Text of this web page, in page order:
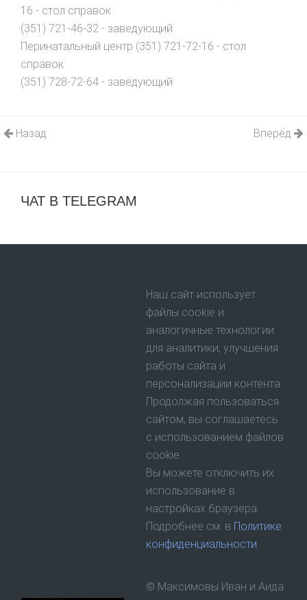
16 - стол справок
(351) 721-46-32 - заведующий
Перинатальный центр (351) 721-72-16 - стол
справок
(351) 728-72-64 - заведующий
Назад Вперёд
ЧАТ В TELEGRAM
Наш сайт использует
файлы cookie и
аналогичные технологии
для аналитики, улучшения
работы сайта и
персонализации контента.
Продолжая пользоваться
сайтом, вы соглашаетесь
с использованием файлов
cookie.
Вы можете отключить их
использование в
настройках браузера.
Подробнее см. в Политике
конфиденциальности
© Максимовы Иван и Аида